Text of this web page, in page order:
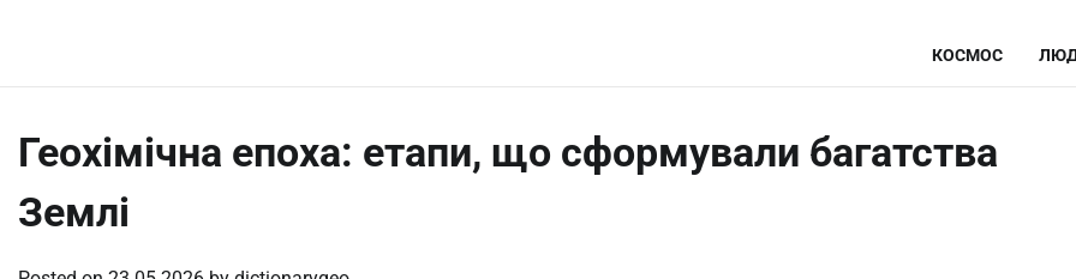
КОСМОС
Геохімічна епоха: етапи, що сформували багатства
Землі